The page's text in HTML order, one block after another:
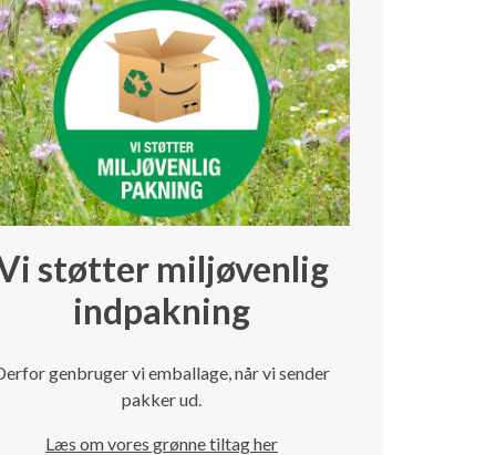
støtter miljøvenlig
indpakning
genbruger vi emballage, når vi sender
pakker ud.
Læs om vores grønne tiltag her